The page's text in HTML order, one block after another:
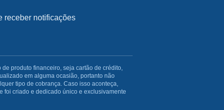
receber notificações
produto financeiro, seja cartão de crédito,
em alguma ocasião, portanto não
tipo de cobrança. Caso isso aconteça,
foi criado e dedicado único e exclusivamente